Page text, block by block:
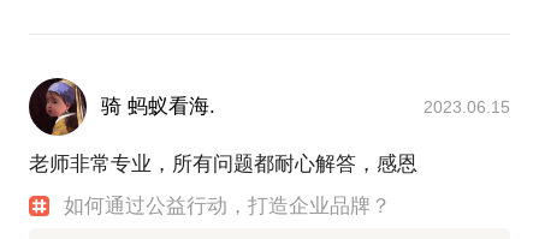
骑 蚂蚁看海. 2023.06.15
老师非常专业，所有问题都耐心解答，感恩
如何通过公益行动，打造企业品牌？